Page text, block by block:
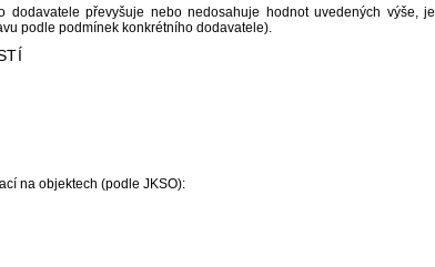
dodavatele převyšuje nebo nedosahuje hodnot uvedených výše, je
podle podmínek konkrétního dodavatele).
na objektech (podle JKSO):